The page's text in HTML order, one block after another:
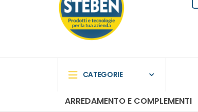
CATEGORIE
ARREDAMENTO E COMPLEMENTI